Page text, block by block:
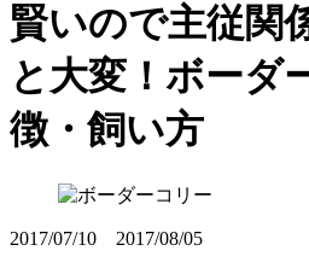
賢いので主従関
と大変！ボーダ
徴・飼い方
2017/07/10 2017/08/05